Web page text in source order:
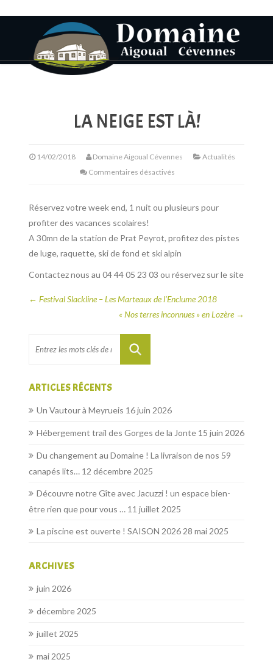
LA NEIGE EST LÀ!
14/02/2018 Domaine Aigoual Cévennes
Actualités
Commentaires désactivés
Réservez votre week end, 1 nuit ou plusieurs pour
profiter des vacances scolaires!
A 30mn de la station de Prat Peyrot, profitez des pistes
de luge, raquette, ski de fond et ski alpin
Contactez nous au 04 44 05 23 03 ou réservez sur le site
← Festival Slackline – Les Marteaux de l’Enclume 2018
« Nos terres inconnues » en Lozère →
ARTICLES RÉCENTS
Un Vautour à Meyrueis 16 juin 2026
Hébergement trail des Gorges de la Jonte 15 juin 2026
Du changement au Domaine ! La livraison de nos 59
canapés lits… 12 décembre 2025
Découvre notre Gîte avec Jacuzzi ! un espace bien-
être rien que pour vous … 11 juillet 2025
La piscine est ouverte ! SAISON 2026 28 mai 2025
ARCHIVES
juin 2026
décembre 2025
juillet 2025
mai 2025